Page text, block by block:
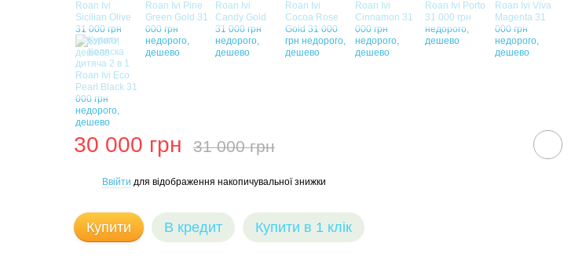
30 000 грн 31 000 грн
Ввійти для відображення накопичувальної знижки
Купити В кредит Купити в 1 клік